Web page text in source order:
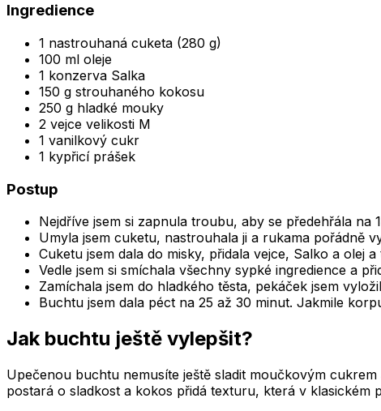
Ingredience
1 nastrouhaná cuketa (280 g)
100 ml oleje
1 konzerva Salka
150 g strouhaného kokosu
250 g hladké mouky
2 vejce velikosti M
1 vanilkový cukr
1 kypřicí prášek
Postup
Nejdříve jsem si zapnula troubu, aby se předehřála na
Umyla jsem cuketu, nastrouhala ji a rukama pořádně
Cuketu jsem dala do misky, přidala vejce, Salko a olej
Vedle jsem si smíchala všechny sypké ingredience a
Zamíchala jsem do hladkého těsta, pekáček jsem
Buchtu jsem dala péct na 25 až 30 minut. Jakmile
Jak buchtu ještě vylepšit?
Upečenou buchtu nemusíte ještě sladit moučkovým
postará o sladkost a kokos přidá texturu, která v klasickém